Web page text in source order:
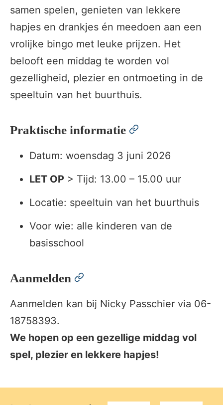
samen spelen, genieten van lekkere
hapjes en drankjes én meedoen aan een
vrolijke bingo met leuke prijzen. Het
belooft een middag te worden vol
gezelligheid, plezier en ontmoeting in de
speeltuin van het buurthuis.
Praktische informatie permalink
Datum: woensdag 3 juni 2026
LET OP > Tijd: 13.00 – 15.00 uur
Locatie: speeltuin van het buurthuis
Voor wie: alle kinderen van de
basisschool
Aanmelden permalink
Aanmelden kan bij Nicky Passchier via 06-
18758393.
We hopen op een gezellige middag vol
spel, plezier en lekkere hapjes!